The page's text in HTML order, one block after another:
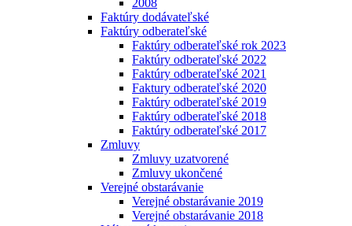
2008
Faktúry dodávateľské
Faktúry odberateľské
Faktúry odberateľské rok 2023
Faktúry odberateľské 2022
Faktúry odberateľské 2021
Faktury odberateľské 2020
Faktúry odberateľské 2019
Faktúry odberateľské 2018
Faktúry odberateľské 2017
Zmluvy
Zmluvy uzatvorené
Zmluvy ukončené
Verejné obstarávanie
Verejné obstarávanie 2019
Verejné obstarávanie 2018